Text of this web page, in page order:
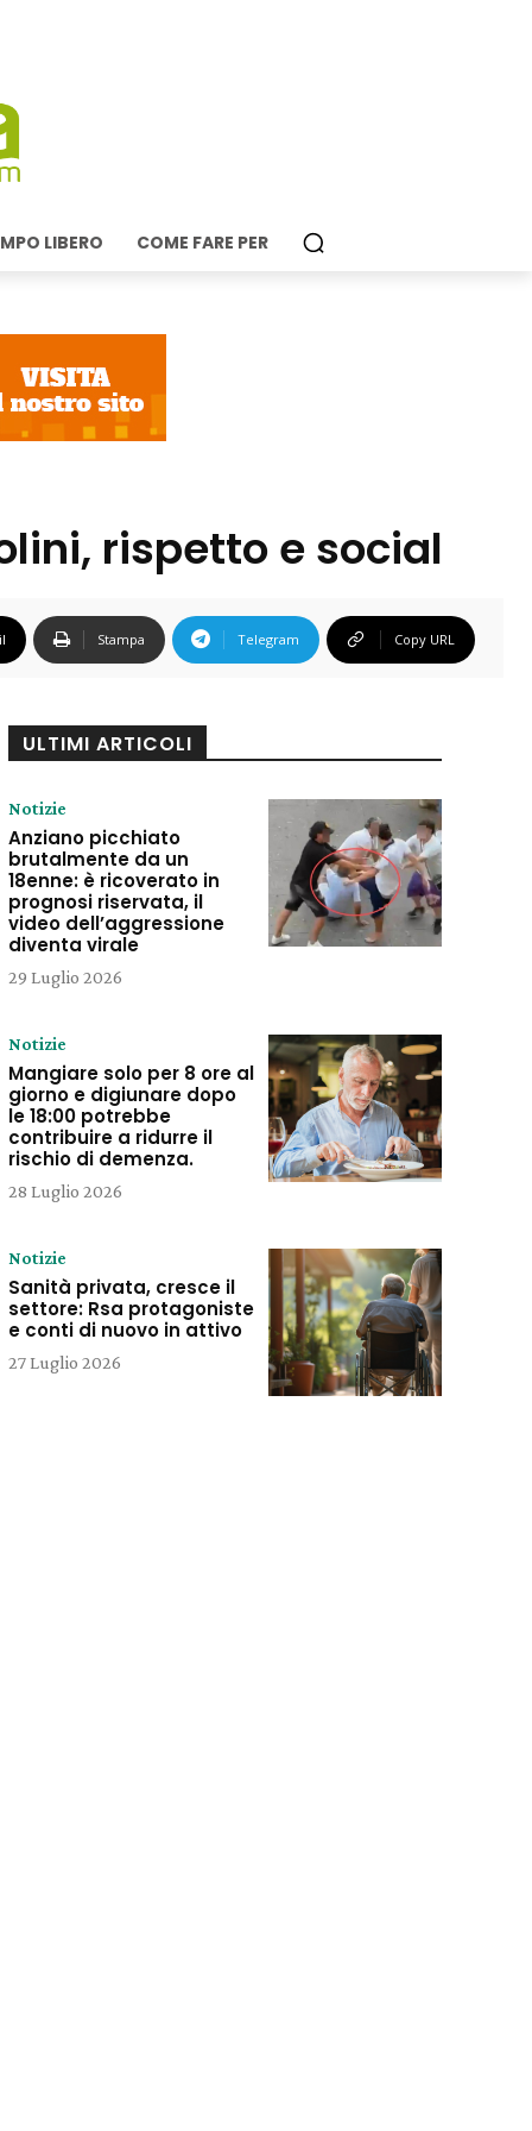
LIBERO COME FARE PER
rispetto e social
Stampa Telegram Copy URL
ULTIMI ARTICOLI
Notizie
Anziano picchiato
brutalmente da un
18enne: è ricoverato in
prognosi riservata, il
video dell’aggressione
diventa virale
29 Luglio 2026
Notizie
Mangiare solo per 8 ore al
giorno e digiunare dopo
le 18:00 potrebbe
contribuire a ridurre il
rischio di demenza.
28 Luglio 2026
Notizie
Sanità privata, cresce il
settore: Rsa protagoniste
e conti di nuovo in attivo
27 Luglio 2026